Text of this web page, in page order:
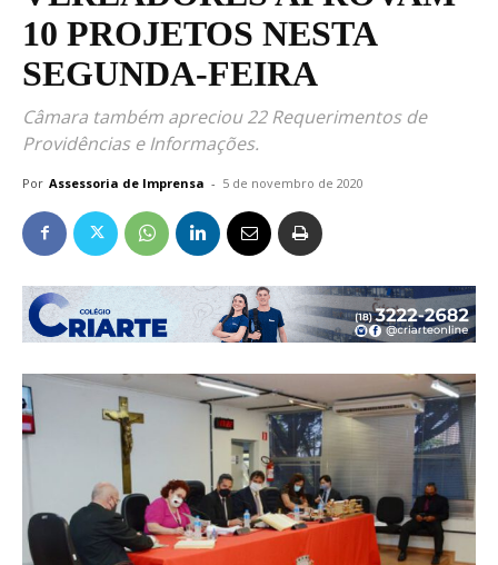
10 PROJETOS NESTA
SEGUNDA-FEIRA
Câmara também apreciou 22 Requerimentos de
Providências e Informações.
Por Assessoria de Imprensa - 5 de novembro de 2020